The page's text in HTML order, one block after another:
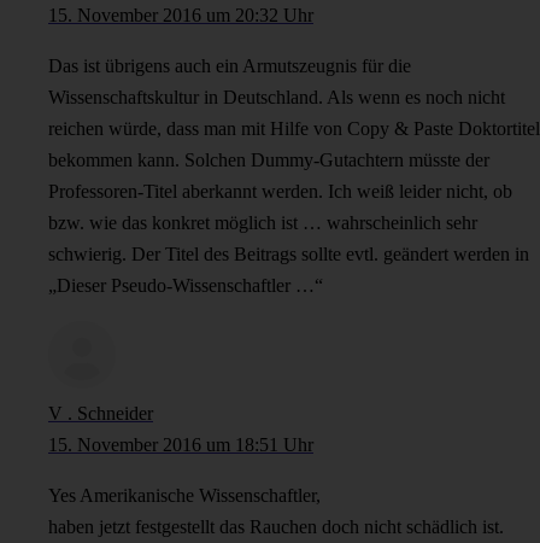
15. November 2016 um 20:32 Uhr
Das ist übrigens auch ein Armutszeugnis für die
Wissenschaftskultur in Deutschland. Als wenn es noch nicht
reichen würde, dass man mit Hilfe von Copy & Paste Doktortitel
bekommen kann. Solchen Dummy-Gutachtern müsste der
Professoren-Titel aberkannt werden. Ich weiß leider nicht, ob
bzw. wie das konkret möglich ist … wahrscheinlich sehr
schwierig. Der Titel des Beitrags sollte evtl. geändert werden in
„Dieser Pseudo-Wissenschaftler …“
V . Schneider
15. November 2016 um 18:51 Uhr
Yes Amerikanische Wissenschaftler,
haben jetzt festgestellt das Rauchen doch nicht schädlich ist.